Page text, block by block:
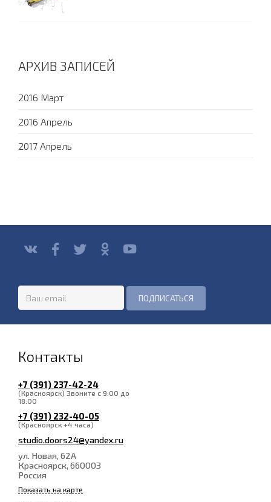
АРХИВ ЗАПИСЕЙ
2016 Март
2016 Апрель
2017 Апрель
Контакты
+7 (391) 237-42-24
(Красноярск) Звоните с 9:00 до
18:00
+7 (391) 232-40-05
(Красноярск +4 часа)
studio.doors24@yandex.ru
ул. Новая, 62А
Красноярск, 660003
Россия
Показать на карте